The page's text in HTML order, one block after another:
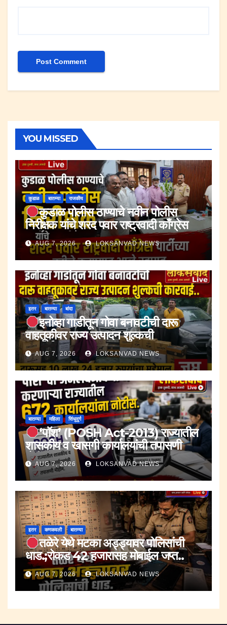
YOU MISSED
कुडाळ बातम्या राजकीय
कुडाळ पोलीस ठाण्याचे नवीन पोलीस
निरीक्षक यांचे शरद पवार राष्ट्रवादी काँग्रेस
पार्टीच्या वतीने करण्यात आले स्वागत.
AUG 7, 2026 LOKSANVAD NEWS
इतर बातम्या बांदा
इनोव्हा गाडीतून गोवा बनावटीची दारू
वाहतूकीवर राज्य उत्पादन शुल्कची
कारवाई.;दारूसह १० लाख २४ हजार रुपयांचा
मुद्देमाल जप्त.
AUG 7, 2026 LOKSANVAD NEWS
बातम्या महिला सिंधुदुर्ग
‘पॉश’ (POSH Act-2013) राज्यातील
शासकीय व खासगी कार्यालयांची तपासणी
मोहीम..
AUG 7, 2026 LOKSANVAD NEWS
इतर कणकवली बातम्या
तळेरे येथे मटका अड्ड्यावर पोलिसांची
धाड.;रोकड 42 हजारासह मोबाईल जप्त..
AUG 7, 2026 LOKSANVAD NEWS